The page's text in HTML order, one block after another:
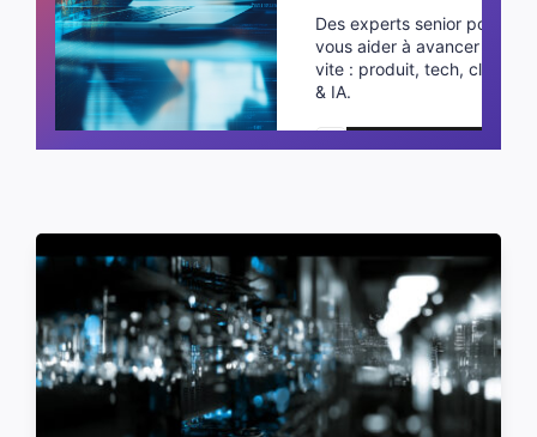
Des experts senior pour
vous aider à avancer plus
vite : produit, tech, cloud
& IA.
Planifier un appel